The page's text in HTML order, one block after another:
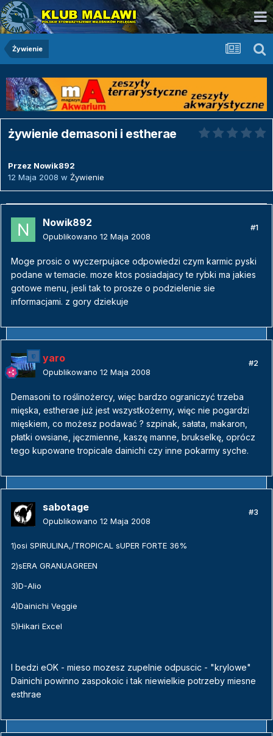
Żywienie
żywienie demasoni i estherae
Przez Nowik892
12 Maja 2008 w Żywienie
Nowik892
Opublikowano 12 Maja 2008
#1
Moge prosic o wyczerpujace odpowiedzi czym karmic pyski
podane w temacie. moze ktos posiadajacy te rybki ma jakies
gotowe menu, jesli tak to prosze o podzielenie sie
informacjami. z gory dziekuje
yaro
Opublikowano 12 Maja 2008
#2
Demasoni to roślinożercy, więc bardzo ograniczyć trzeba
mięska, estherae już jest wszystkożerny, więc nie pogardzi
mięskiem, co możesz podawać ? szpinak, sałata, makaron,
płatki owsiane, jęczmienne, kaszę manne, brukselkę, oprócz
tego kupowane tropicale dainichi czy inne pokarmy syche.
sabotage
Opublikowano 12 Maja 2008
#3
1)osi SPIRULINA,/TROPICAL sUPER FORTE 36%
2)sERA GRANUAGREEN
3)D-Alio
4)Dainichi Veggie
5)Hikari Excel
I bedzi eOK - mieso mozesz zupelnie odpuscic - "krylowe"
Dainichi powinno zaspokoic i tak niewielkie potrzeby miesne
esthrae